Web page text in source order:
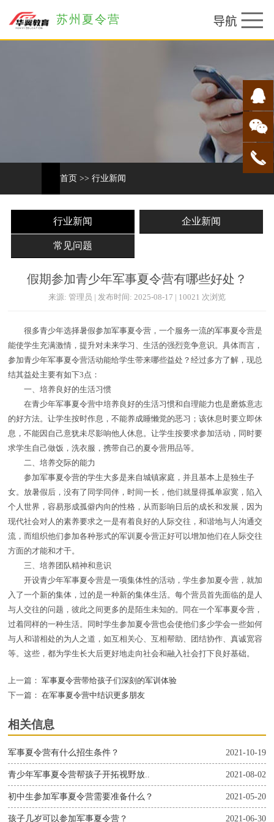
苏州夏令营
首页 >> 行业新闻
行业新闻 企业新闻
常见问题
假期参加青少年军事夏令营有哪些好处？
来源: 管理员 | 发布时间: 2025-08-17 | 10021 次浏览
很多青少年选择暑假参加军事夏令营，一个服务一流的军事夏令营是
能使学生充满激情，提升对未来学习、生活的强烈竞争意识。具体而言，
参加青少年军事夏令营活动能给学生带来哪些益处？经过多方了解，现总
结其益处主要有如下3点：
一、培养良好的生活习惯
在青少年军事夏令营中培养良好的生活习惯和自理能力也是磨炼意志
的好方法。让学生按时作息，不能养成睡懒觉的恶习；该休息时要立即休
息，不能因自己意犹未尽影响他人休息。让学生按要求参加活动，同时要
求学生自己做饭，洗衣服，携带自己的夏令营用品等。
二、培养交际的能力
参加军事夏令营的学生大多是来自城镇家庭，并且基本上是独生子
女。放暑假后，没有了同学同伴，时间一长，他们就显得孤单寂寞，陷入
个人世界，容易形成孤僻内向的性格，从而影响日后的成长和发展，因为
现代社会对人的素养要求之一是有着良好的人际交往，和谐地与人沟通交
流，而组织他们参加各种形式的军训夏令营正好可以增加他们在人际交往
方面的才能和才干。
三、培养团队精神和意识
开设青少年军事夏令营是一项集体性的活动，学生参加夏令营，就加
入了一个新的集体，过的是一种新的集体生活。每个营员首先面临的是人
与人交往的问题，彼此之间更多的是陌生未知的。同在一个军事夏令营，
过着同样的一种生活。同时学生参加夏令营也会使他们多少学会一些如何
与人和谐相处的为人之道，如互相关心、互相帮助、团结协作、真诚宽容
等。这些，都为学生长大后更好地走向社会和融入社会打下良好基础。
上一篇： 军事夏令营带给孩子们深刻的军训体验
下一篇： 在军事夏令营中结识更多朋友
相关信息
2021-10-19
军事夏令营有什么招生条件？
2021-08-02
青少年军事夏令营帮孩子开拓视野放..
2021-05-20
初中生参加军事夏令营需要准备什么？
2021-06-30
孩子几岁可以参加军事夏令营？